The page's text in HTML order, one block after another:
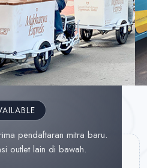
pendaftaran mitra baru.
outlet lain di bawah.
Halo!
BukaOutlet. Siap membantu
bisnis, dan outlet.
Lihat Outlet Cek Budget